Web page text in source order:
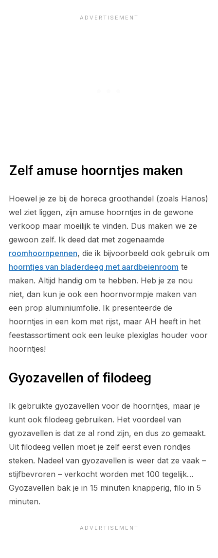
Zelf amuse hoorntjes maken
Hoewel je ze bij de horeca groothandel (zoals Hanos)
wel ziet liggen, zijn amuse hoorntjes in de gewone
verkoop maar moeilijk te vinden. Dus maken we ze
gewoon zelf. Ik deed dat met zogenaamde
roomhoornpennen, die ik bijvoorbeeld ook gebruik om
hoorntjes van bladerdeeg met aardbeienroom te
maken. Altijd handig om te hebben. Heb je ze nou
niet, dan kun je ook een hoornvormpje maken van
een prop aluminiumfolie. Ik presenteerde de
hoorntjes in een kom met rijst, maar AH heeft in het
feestassortiment ook een leuke plexiglas houder voor
hoorntjes!
Gyozavellen of filodeeg
Ik gebruikte gyozavellen voor de hoorntjes, maar je
kunt ook filodeeg gebruiken. Het voordeel van
gyozavellen is dat ze al rond zijn, en dus zo gemaakt.
Uit filodeeg vellen moet je zelf eerst even rondjes
steken. Nadeel van gyozavellen is weer dat ze vaak –
stijfbevroren – verkocht worden met 100 tegelijk…
Gyozavellen bak je in 15 minuten knapperig, filo in 5
minuten.